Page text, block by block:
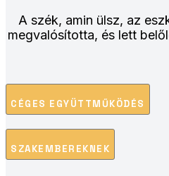
A szék, amin ülsz, az
megvalósította, és lett
CÉGES EGYÜTTMŰKÖDÉS
SZAKEMBEREKNEK